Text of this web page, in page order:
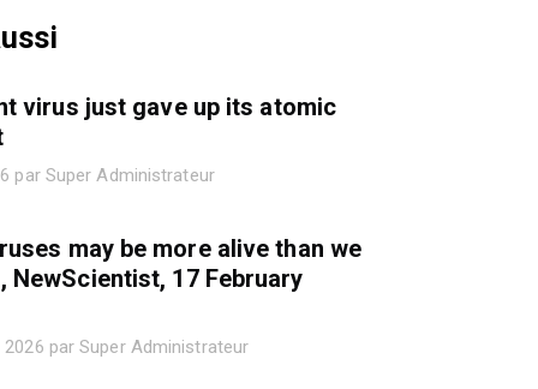
virus just gave up its atomic
par Super Administrateur
may be more alive than we
NewScientist, 17 February
2026 par Super Administrateur